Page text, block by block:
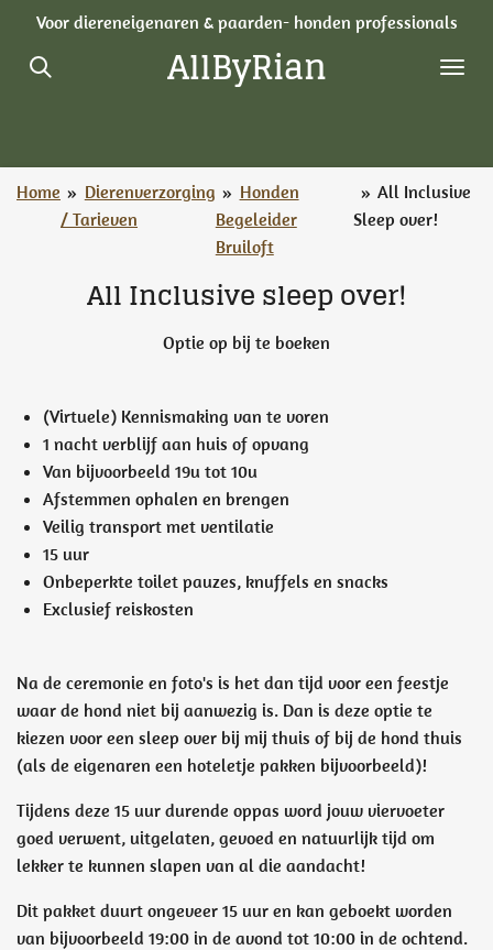
naar
AllByRian
Voor diereneigenaren & paarden- honden professionals
Home » Dierenverzorging
/ Tarieven
» Honden
Begeleider
Bruiloft
» All Inclusive
Sleep over!
All Inclusive sleep over!
Optie op bij te boeken
(Virtuele) Kennismaking van te voren
1 nacht verblijf aan huis of opvang
Van bijvoorbeeld 19u tot 10u
Afstemmen ophalen en brengen
Veilig transport met ventilatie
15 uur
Onbeperkte toilet pauzes, knuffels en snacks
Exclusief reiskosten
Na de ceremonie en foto's is het dan tijd voor een feestje
waar de hond niet bij aanwezig is. Dan is deze optie te
kiezen voor een sleep over bij mij thuis of bij de hond thuis
(als de eigenaren een hoteletje pakken bijvoorbeeld)!
Tijdens deze 15 uur durende oppas word jouw viervoeter
goed verwent, uitgelaten, gevoed en natuurlijk tijd om
lekker te kunnen slapen van al die aandacht!
Dit pakket duurt ongeveer 15 uur en kan geboekt worden
van bijvoorbeeld 19:00 in de avond tot 10:00 in de ochtend.